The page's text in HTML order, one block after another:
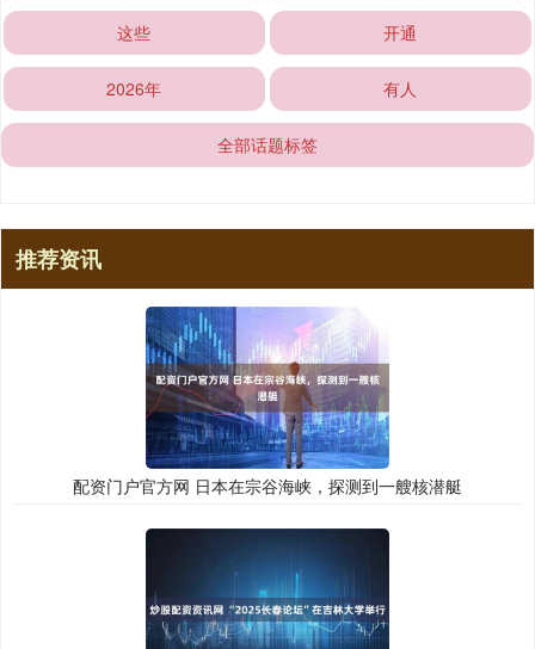
这些 开通
2026年 有人
全部话题标签
推荐资讯
配资门户官方网 日本在宗谷海峡，探测到一艘核潜艇